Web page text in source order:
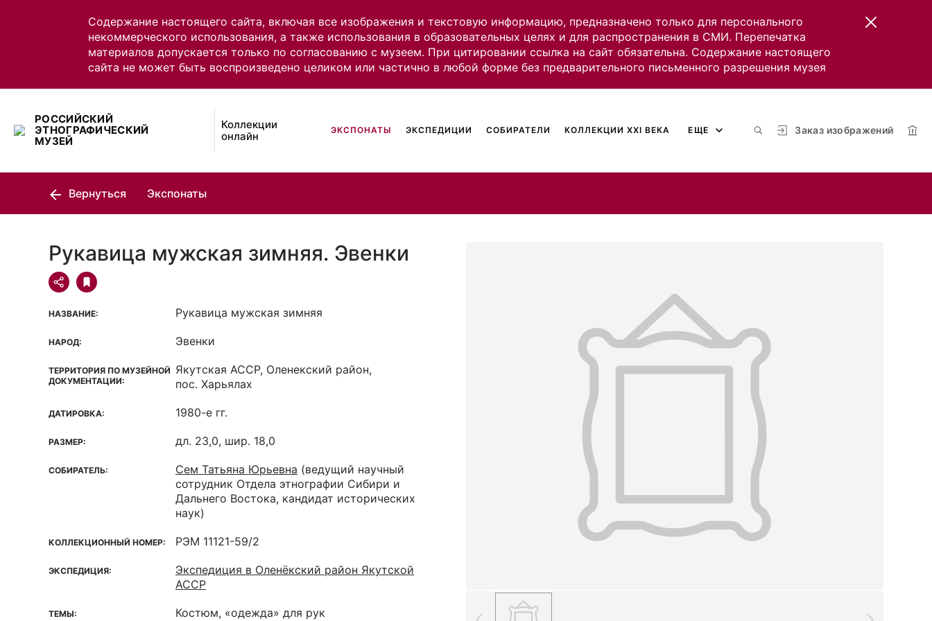
Содержание настоящего сайта, включая все изображения и текстовую информацию, предназначено только для персонального
некоммерческого использования, а также использования в образовательных целях и для распространения в СМИ. Перепечатка
материалов допускается только по согласованию с музеем. При цитировании ссылка на сайт обязательна. Содержание настоящего
сайта не может быть воспроизведено целиком или частично в любой форме без предварительного письменного разрешения музея
РОССИЙСКИЙ
ЭТНОГРАФИЧЕСКИЙ
МУЗЕЙ
Коллекции
онлайн
Заказ изображений
ЭКСПОНАТЫ ЭКСПЕДИЦИИ СОБИРАТЕЛИ КОЛЛЕКЦИИ XXI ВЕКА ЕЩЕ
Вернуться Экспонаты
Рукавица мужская зимняя. Эвенки
НАЗВАНИЕ: Рукавица мужская зимняя
НАРОД: Эвенки
ТЕРРИТОРИЯ ПО МУЗЕЙНОЙ
ДОКУМЕНТАЦИИ:
Якутская ACCP, Оленекский район,
пос. Харьялах
ДАТИРОВКА: 1980-е гг.
РАЗМЕР: дл. 23,0, шир. 18,0
СОБИРАТЕЛЬ: Сем Татьяна Юрьевна (ведущий научный
сотрудник Отдела этнографии Сибири и
Дальнего Востока, кандидат исторических
наук)
КОЛЛЕКЦИОННЫЙ НОМЕР: РЭМ 11121-59/2
ЭКСПЕДИЦИЯ:
Экспедиция в Оленёкский район Якутской
АССР
ТЕМЫ: Костюм, «одежда» для рук